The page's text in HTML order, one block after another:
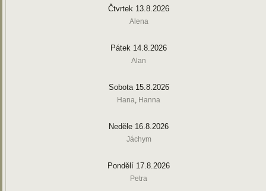
Čtvrtek 13.8.2026
Alena
Pátek 14.8.2026
Alan
Sobota 15.8.2026
Hana, Hanna
Neděle 16.8.2026
Jáchym
Pondělí 17.8.2026
Petra